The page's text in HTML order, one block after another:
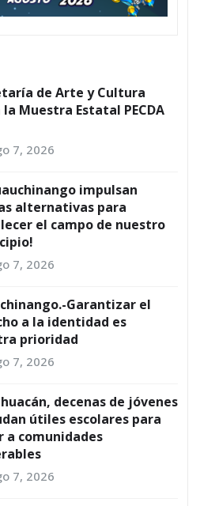
de Arte y Cultura
Muestra Estatal PECDA
7, 2026
impulsan
alternativas para
el campo de nuestro
7, 2026
Garantizar el
a la identidad es
prioridad
7, 2026
decenas de jóvenes
útiles escolares para
a comunidades
7, 2026